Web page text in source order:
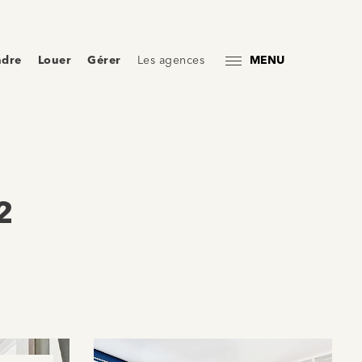
Louer Gérer Les agences MENU